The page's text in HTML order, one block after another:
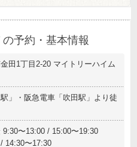
の予約・基本情報
田1丁目2-20 マイトリーハイム
」・阪急電車「吹田駅」より徒
9:30〜13:00 / 15:00〜19:30
14:30〜17:30